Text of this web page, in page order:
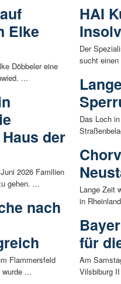
Elke
Döbbeler eine
...
der
2026 Familien
gehen. ...
nach
Flammersfeld
...
HAI
Der
sucht
Das Loch
Lange Zeit
in
für
Am
Vilsbiburg